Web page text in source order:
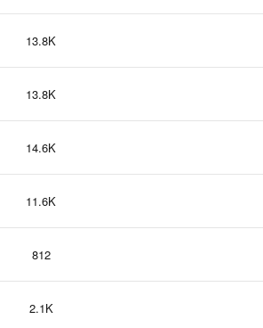
13.8K
13.8K
14.6K
11.6K
812
2.1K